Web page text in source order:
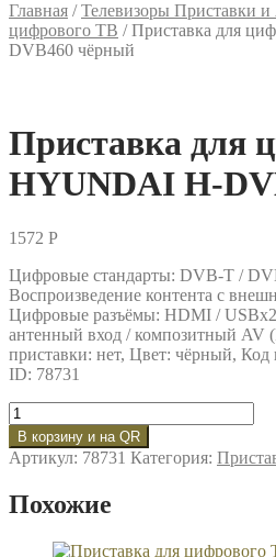
Главная /Телевизоры Приставки и
цифрового ТВ /Приставка для
DVB460 чёрный
Приставка для
HYUNDAI H-
1572 P
Цифровые стандарты: DVB-T /
Воспроизведение контента с
Цифровые разъёмы: HDMI /
антенный вход / композитный AV
приставки: нет, Цвет: чёрный,
ID: 78731
Количество
товара
Приставка
для
ТВ
В корзину и на QR
Артикул: 78731 Категория:
Похожие